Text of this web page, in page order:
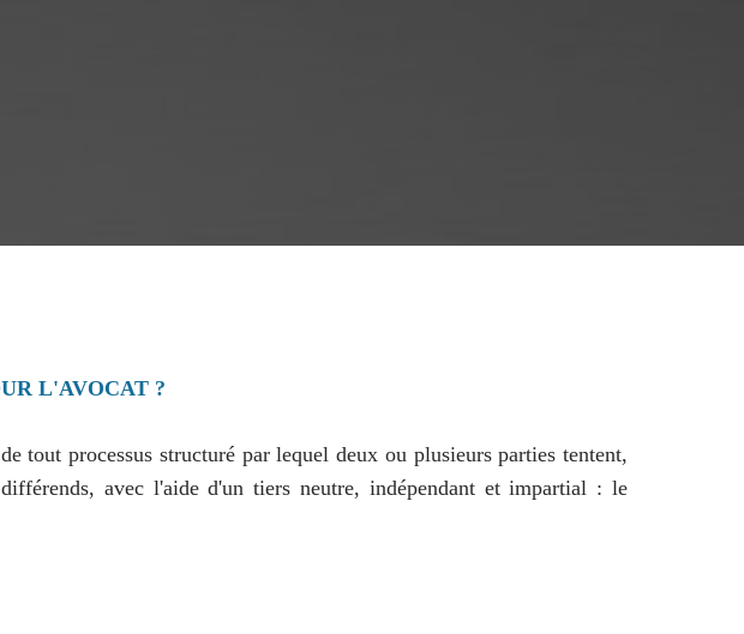
L'AVOCAT ?
tout processus structuré par lequel deux ou plusieurs parties tentent,
avec l'aide d'un tiers neutre, indépendant et impartial : le